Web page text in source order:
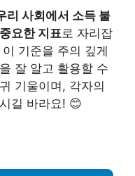
리 사회에서 소득 불
요한 지표로 자리잡
기준을 주의 깊게
잘 알고 활용할 수
기울이며, 각자의
길 바라요! 😊